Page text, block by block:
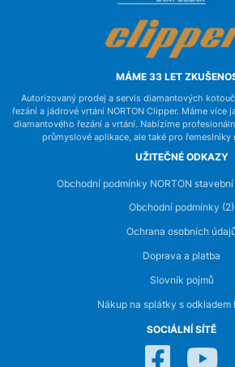
MÁME 33 LET
Autorizovaný prodej a servis diamantových
řezání a jádrové vrtání NORTON Clipper. Máme více
diamantového řezání a vrtání. Nabízíme
průmyslové aplikace, ale také pro řemeslníky
UŽITEČNÉ ODKAZY
Obchodní podmínky NORTON stavební
Obchodní podmínky (2)
Ochrana osobních údajů
Doprava a platba
Slovník pojmů
Nákup na splátky s odkladem
SOCIÁLNÍ SÍTĚ